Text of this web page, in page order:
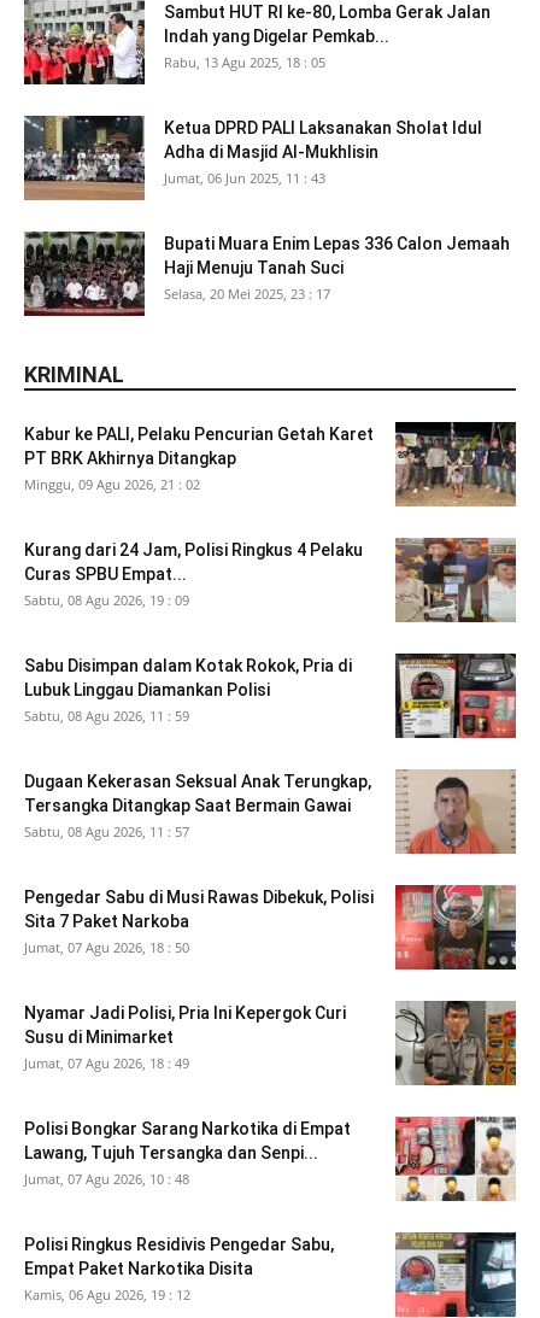
Sambut HUT RI ke-80, Lomba Gerak Jalan
Indah yang Digelar Pemkab...
Rabu, 13 Agu 2025, 18 : 05
Ketua DPRD PALI Laksanakan Sholat Idul
Adha di Masjid Al-Mukhlisin
Jumat, 06 Jun 2025, 11 : 43
Bupati Muara Enim Lepas 336 Calon Jemaah
Haji Menuju Tanah Suci
Selasa, 20 Mei 2025, 23 : 17
KRIMINAL
Kabur ke PALI, Pelaku Pencurian Getah Karet
PT BRK Akhirnya Ditangkap
Minggu, 09 Agu 2026, 21 : 02
Kurang dari 24 Jam, Polisi Ringkus 4 Pelaku
Curas SPBU Empat...
Sabtu, 08 Agu 2026, 19 : 09
Sabu Disimpan dalam Kotak Rokok, Pria di
Lubuk Linggau Diamankan Polisi
Sabtu, 08 Agu 2026, 11 : 59
Dugaan Kekerasan Seksual Anak Terungkap,
Tersangka Ditangkap Saat Bermain Gawai
Sabtu, 08 Agu 2026, 11 : 57
Pengedar Sabu di Musi Rawas Dibekuk, Polisi
Sita 7 Paket Narkoba
Jumat, 07 Agu 2026, 18 : 50
Nyamar Jadi Polisi, Pria Ini Kepergok Curi
Susu di Minimarket
Jumat, 07 Agu 2026, 18 : 49
Polisi Bongkar Sarang Narkotika di Empat
Lawang, Tujuh Tersangka dan Senpi...
Jumat, 07 Agu 2026, 10 : 48
Polisi Ringkus Residivis Pengedar Sabu,
Empat Paket Narkotika Disita
Kamis, 06 Agu 2026, 19 : 12